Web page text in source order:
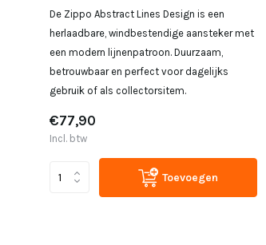
De Zippo Abstract Lines Design is een
herlaadbare, windbestendige aansteker met
een modern lijnenpatroon. Duurzaam,
betrouwbaar en perfect voor dagelijks
gebruik of als collectorsitem.
€77,90
Incl. btw
Toevoegen